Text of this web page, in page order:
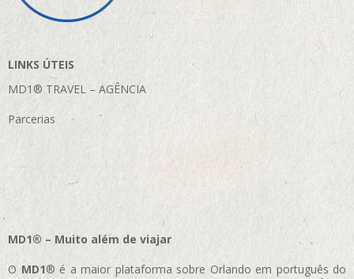
LINKS ÚTEIS
MD1® TRAVEL – AGÊNCIA
Parcerias
MD1® – Muito além de viajar
O MD1® é a maior plataforma sobre Orlando em português do